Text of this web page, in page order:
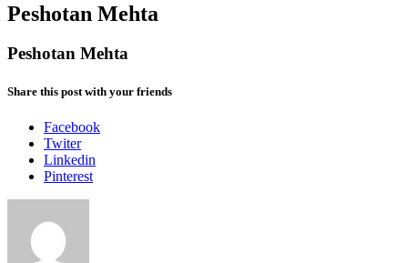
Peshotan Mehta
Peshotan Mehta
Share this post with your friends
Facebook
Twiter
Linkedin
Pinterest